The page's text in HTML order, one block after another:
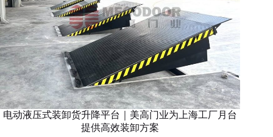
电动液压式装卸货升降平台｜美高门业为上海工厂月台
提供高效装卸方案